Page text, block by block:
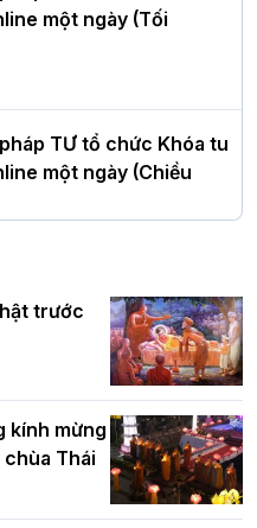
được suy
tỉnh
Đề trang
–
TP.
một ngày (Tối
TƯ tổ chức Khóa tu
một ngày (Chiều
pháp TƯ tổ chức Khóa tu
một ngày (Sáng
nước của Phật giáo
trước
kính mừng
Thái